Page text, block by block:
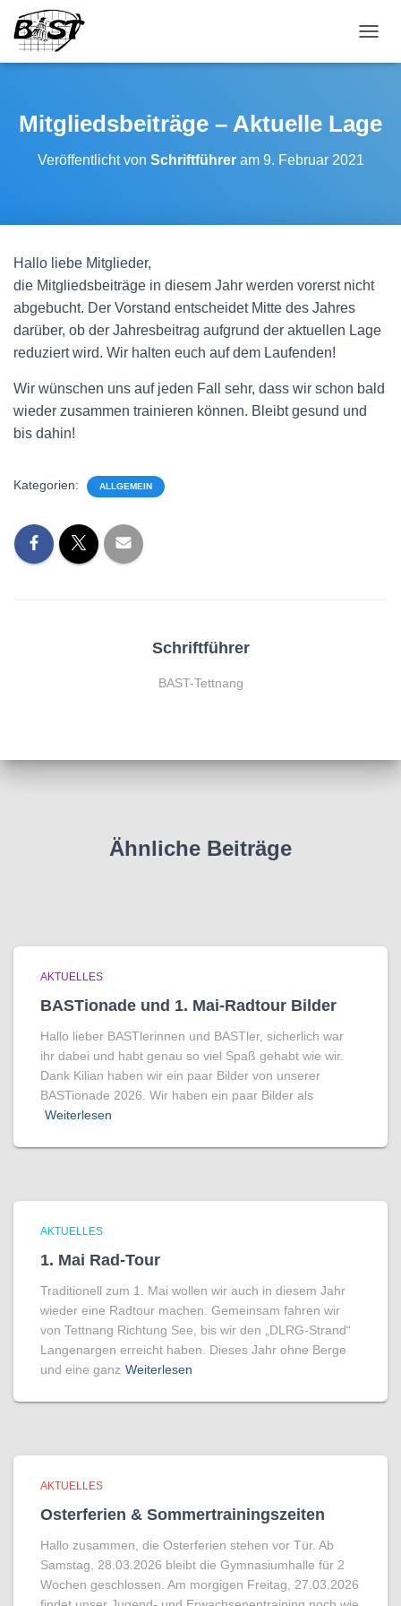
Mitgliedsbeiträge – Aktuelle Lage
Veröffentlicht von Schriftführeram 9. Februar 2021
Hallo liebe Mitglieder,
die Mitgliedsbeiträge in diesem Jahr werden vorerst nicht
abgebucht. Der Vorstand entscheidet Mitte des Jahres
darüber, ob der Jahresbeitrag aufgrund der aktuellen Lage
reduziert wird. Wir halten euch auf dem Laufenden!
Wir wünschen uns auf jeden Fall sehr, dass wir schon bald
wieder zusammen trainieren können. Bleibt gesund und
bis dahin!
Kategorien: ALLGEMEIN
Schriftführer
BAST-Tettnang
Ähnliche Beiträge
AKTUELLES
BASTionade und 1. Mai-Radtour Bilder
Hallo lieber BASTlerinnen und BASTler, sicherlich war
ihr dabei und habt genau so viel Spaß gehabt wie wir.
Dank Kilian haben wir ein paar Bilder von unserer
BASTionade 2026. Wir haben ein paar Bilder als
Weiterlesen
AKTUELLES
1. Mai Rad-Tour
Traditionell zum 1. Mai wollen wir auch in diesem Jahr
wieder eine Radtour machen. Gemeinsam fahren wir
von Tettnang Richtung See, bis wir den „DLRG-Strand“
Langenargen erreicht haben. Dieses Jahr ohne Berge
und eine ganz Weiterlesen
AKTUELLES
Osterferien & Sommertrainingszeiten
Hallo zusammen, die Osterferien stehen vor Tür. Ab
Samstag, 28.03.2026 bleibt die Gymnasiumhalle für 2
Wochen geschlossen. Am morgigen Freitag, 27.03.2026